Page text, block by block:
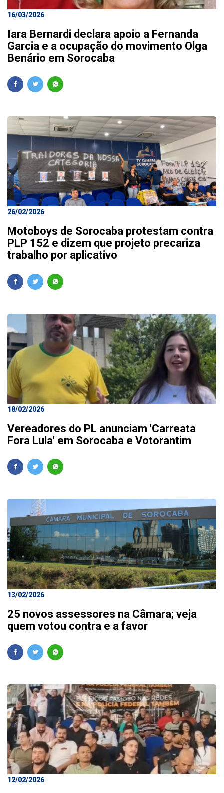
16/03/2026
Iara Bernardi declara apoio a Fernanda
Garcia e a ocupação do movimento Olga
Benário em Sorocaba
26/02/2026
Motoboys de Sorocaba protestam contra
PLP 152 e dizem que projeto precariza
trabalho por aplicativo
18/02/2026
Vereadores do PL anunciam 'Carreata
Fora Lula' em Sorocaba e Votorantim
13/02/2026
25 novos assessores na Câmara; veja
quem votou contra e a favor
12/02/2026